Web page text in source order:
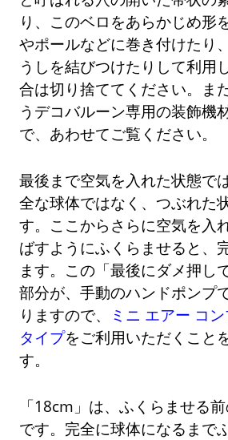
り、このベロをあらかじめ形
やポールなどに巻き付けたり
うしを結びつけたりして利用
合は切り捨ててください。また
うデコバルーン専用の装飾機
で、あわせてご覧ください。
最後まで空気を入れた状態で
全な球体ではなく、つぶれた
す。ここからさらに空気を入
ばすようにふくらませると、
ます。この「最後にダメ押し
部分が、手動のハンドポンプ
りますので、
ミニ エアー コ
タイプをご利用いただくこと
す。
「18cm」は、ふくらませる
です。完全に球体になるまで